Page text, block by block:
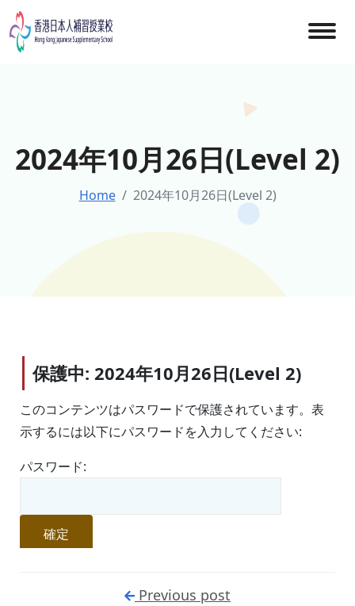
Skip
to
content
2024年10月26日(Level 2)
Home 2024年10月26日(Level 2)
保護中: 2024年10月26日(Level 2)
このコンテンツはパスワードで保護されています。表
示するには以下にパスワードを入力してください:
パスワード:
Previous post